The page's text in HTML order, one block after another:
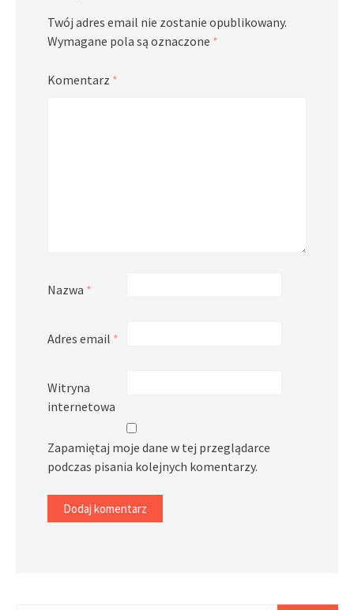
Twój adres email nie zostanie opublikowany.
Wymagane pola są oznaczone *
Komentarz *
Nazwa *
Adres email *
Witryna
internetowa
Zapamiętaj moje dane w tej przeglądarce
podczas pisania kolejnych komentarzy.